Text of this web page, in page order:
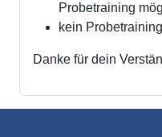
Probetraining
kein
Danke für dein